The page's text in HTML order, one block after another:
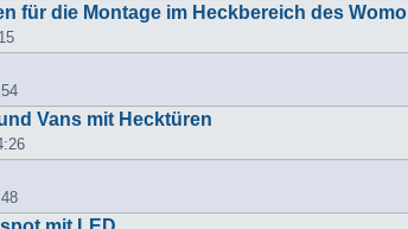
für die Montage im Heckbereich des Womo
Vans mit Hecktüren